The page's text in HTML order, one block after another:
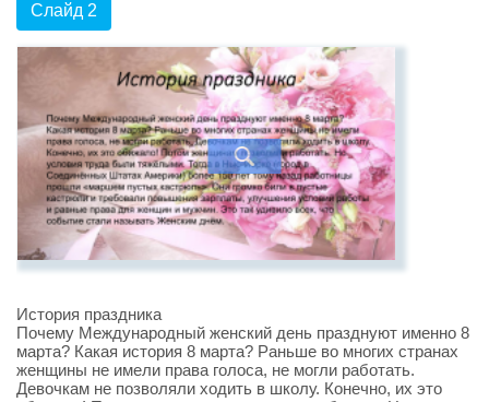
Слайд 2
История праздника
Почему Международный женский день празднуют именно 8
марта? Какая история 8 марта? Раньше во многих странах
женщины не имели права голоса, не могли работать.
Девочкам не позволяли ходить в школу. Конечно, их это